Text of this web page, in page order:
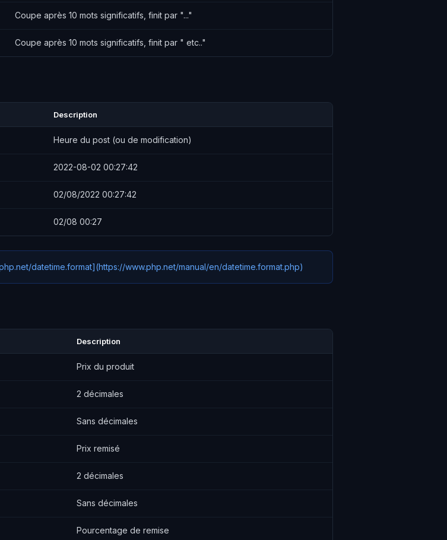
Coupe après 10 mots significatifs, finit par "..."
Coupe après 10 mots significatifs, finit par " etc.."
Description
Heure du post (ou de modification)
2022-08-02 00:27:42
02/08/2022 00:27:42
02/08 00:27
datetime.format](https://www.php.net/manual/en/datetime.format.php)
Description
Prix du produit
2 décimales
Sans décimales
Prix remisé
2 décimales
Sans décimales
Pourcentage de remise